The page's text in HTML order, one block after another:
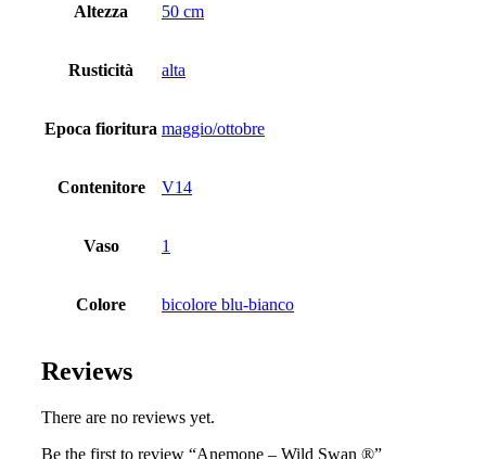
Altezza 50 cm
Rusticità alta
Epoca fioritura maggio/ottobre
Contenitore V14
Vaso 1
Colore bicolore blu-bianco
Reviews
There are no reviews yet.
Be the first to review “Anemone – Wild Swan ®”